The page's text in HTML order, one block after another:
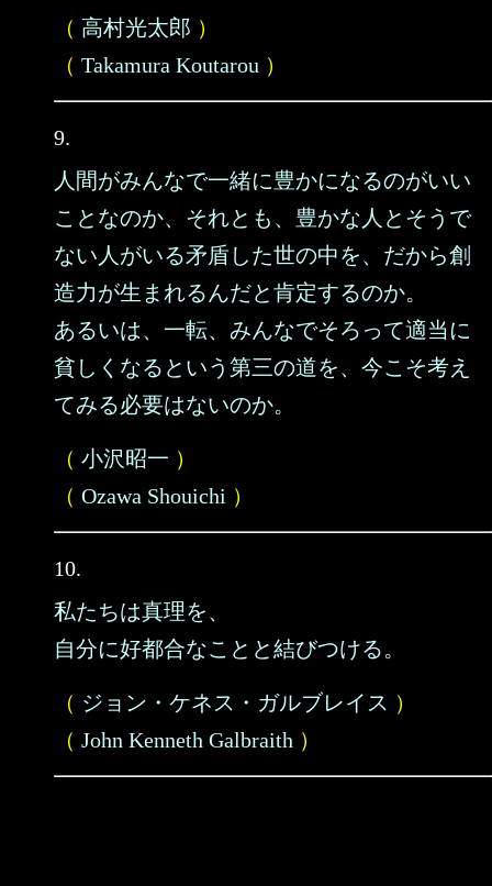
（ 高村光太郎 ）
（ Takamura Koutarou ）
9.
人間がみんなで一緒に豊かになるのがいい
ことなのか、それとも、豊かな人とそうで
ない人がいる矛盾した世の中を、だから創
造力が生まれるんだと肯定するのか。
あるいは、一転、みんなでそろって適当に
貧しくなるという第三の道を、今こそ考え
てみる必要はないのか。
（ 小沢昭一 ）
（ Ozawa Shouichi ）
10.
私たちは真理を、
自分に好都合なことと結びつける。
（ ジョン・ケネス・ガルブレイス ）
（ John Kenneth Galbraith ）